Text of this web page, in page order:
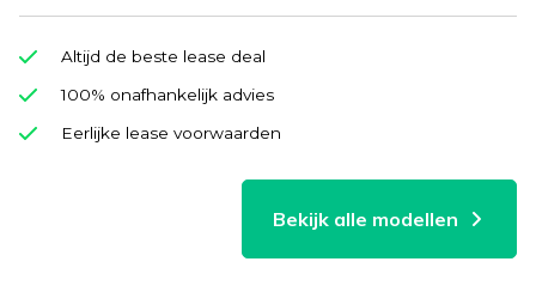
Bekijk alle modellen
Altijd de beste lease deal
100% onafhankelijk advies
Eerlijke lease voorwaarden